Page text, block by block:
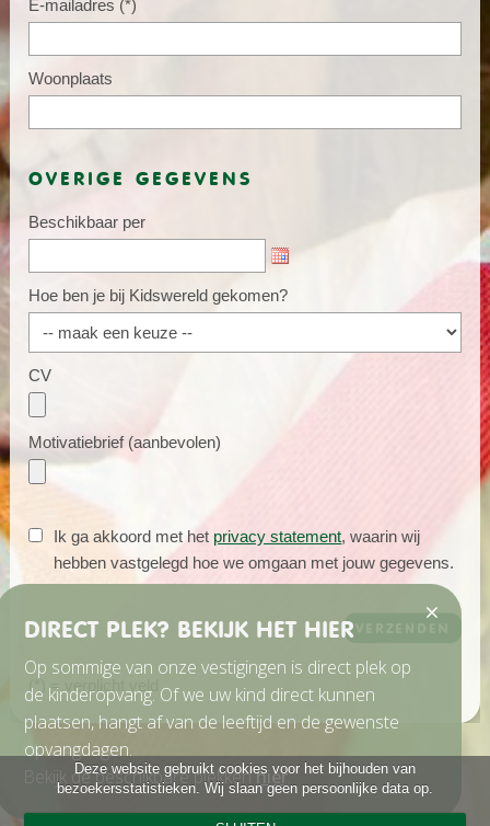
E-mailadres (*)
Woonplaats
OVERIGE GEGEVENS
Beschikbaar per
Hoe ben je bij Kidswereld gekomen?
CV
Motivatiebrief (aanbevolen)
Ik ga akkoord met het privacy statement, waarin wij
hebben vastgelegd hoe we omgaan met jouw gegevens.
(*) = verplicht veld
Deze website gebruikt cookies voor het bijhouden van
bezoekersstatistieken. Wij slaan geen persoonlijke data op.
DIRECT PLEK? BEKIJK HET HIER
Op sommige van onze vestigingen is direct plek op
de kinderopvang. Of we uw kind direct kunnen
plaatsen, hangt af van de leeftijd en de gewenste
opvangdagen.
Bekijk de beschikbare plekkenhier.